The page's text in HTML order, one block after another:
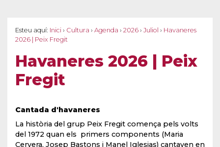
Esteu aquí: Inici › Cultura › Agenda › 2026 › Juliol › Havaneres
2026 | Peix Fregit
Havaneres 2026 | Peix
Fregit
Cantada d'havaneres
La història del grup Peix Fregit comença pels volts
del 1972 quan els primers components (Maria
Cervera, Josep Bastons i Manel Iglesias) cantaven en